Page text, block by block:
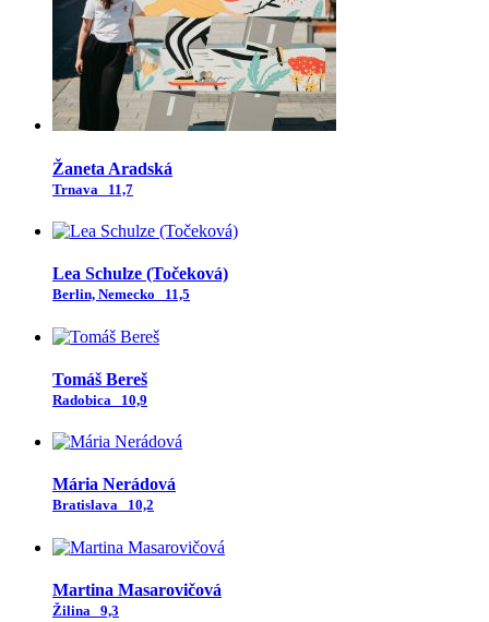
Žaneta Aradská
Trnava 11,7
Lea Schulze (Točeková)
Berlin, Nemecko 11,5
Tomáš Bereš
Radobica 10,9
Mária Nerádová
Bratislava 10,2
Martina Masarovičová
Žilina 9,3